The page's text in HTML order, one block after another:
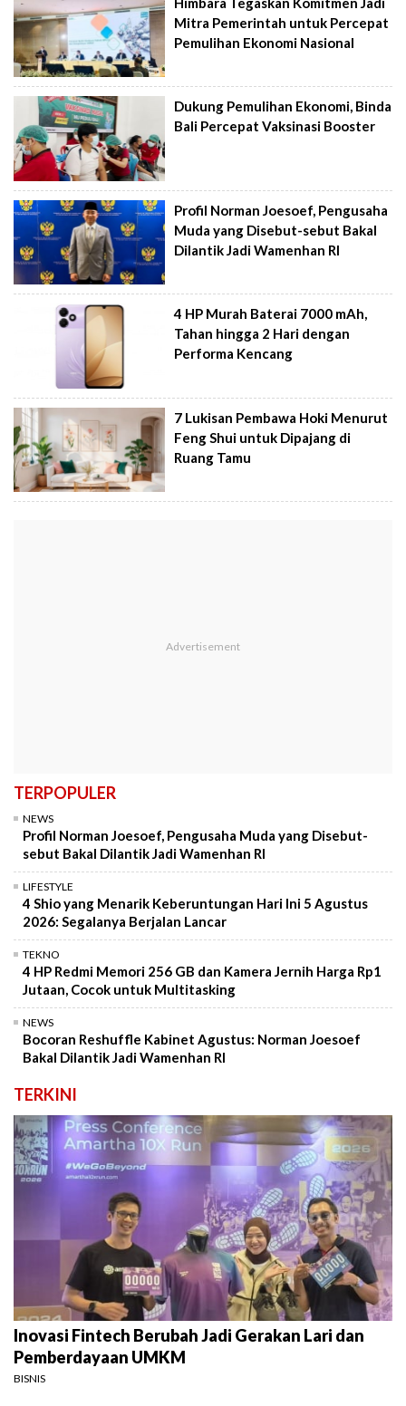
Mitra Pemerintah untuk Percepat
Pemulihan Ekonomi Nasional
Dukung Pemulihan Ekonomi, Binda
Bali Percepat Vaksinasi Booster
Profil Norman Joesoef, Pengusaha
Muda yang Disebut-sebut Bakal
Dilantik Jadi Wamenhan RI
4 HP Murah Baterai 7000 mAh,
Tahan hingga 2 Hari dengan
Performa Kencang
7 Lukisan Pembawa Hoki Menurut
Feng Shui untuk Dipajang di
Ruang Tamu
TERPOPULER
NEWS
Profil Norman Joesoef, Pengusaha Muda yang Disebut-
sebut Bakal Dilantik Jadi Wamenhan RI
LIFESTYLE
4 Shio yang Menarik Keberuntungan Hari Ini 5 Agustus
2026: Segalanya Berjalan Lancar
TEKNO
4 HP Redmi Memori 256 GB dan Kamera Jernih Harga Rp1
Jutaan, Cocok untuk Multitasking
NEWS
Bocoran Reshuffle Kabinet Agustus: Norman Joesoef
Bakal Dilantik Jadi Wamenhan RI
TERKINI
Inovasi Fintech Berubah Jadi Gerakan Lari dan
Pemberdayaan UMKM
BISNIS